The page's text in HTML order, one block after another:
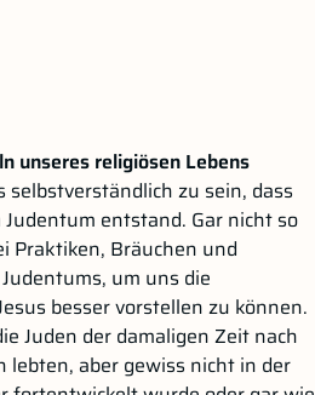
unseres religiösen Lebens
selbstverständlich zu sein, dass
entstand. Gar nicht so
Praktiken, Bräuchen und
um uns die
besser vorstellen zu können.
Juden der damaligen Zeit nach
lebten, aber gewiss nicht in der